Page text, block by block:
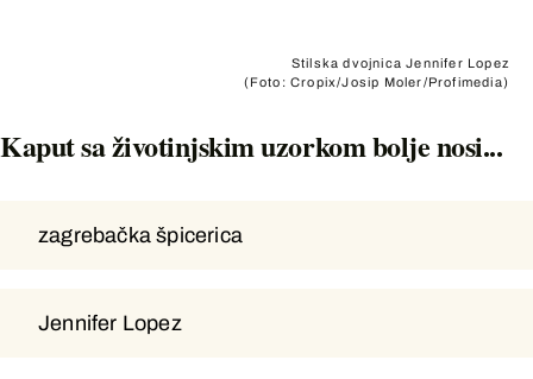
Stilska dvojnica Jennifer Lopez
(Foto: Cropix/Josip Moler/Profimedia)
Kaput sa životinjskim uzorkom bolje nosi...
zagrebačka špicerica
Jennifer Lopez
zagrebačka špicerica
Jennifer Lopez